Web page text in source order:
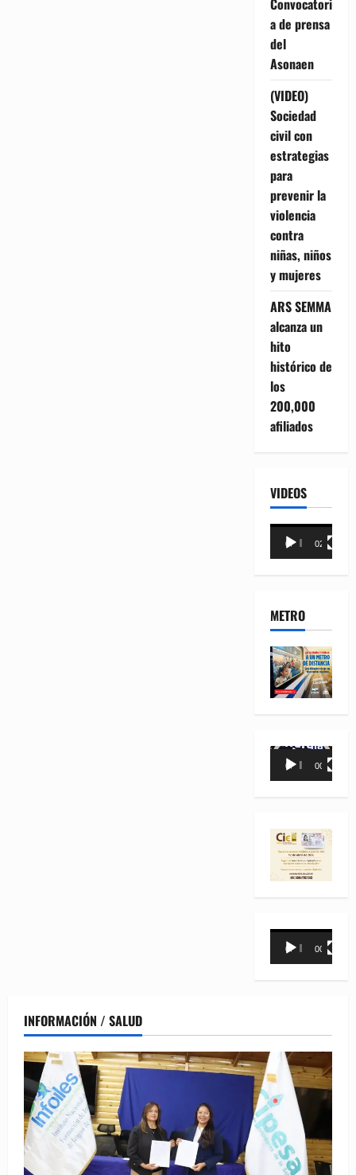
Convocatori
a de prensa
del
Asonaen
(VIDEO)
Sociedad
civil con
estrategias
para
prevenir la
violencia
contra
niñas, niños
y mujeres
ARS SEMMA
alcanza un
hito
histórico de
los
200,000
afiliados
VIDEOS
Reproductor
00:00 02:18
METRO
Reproductor
00:00 00:35
Reproductor
00:00 00:31
INFORMACIÓN / SALUD